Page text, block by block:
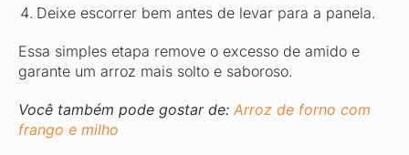
Deixe escorrer bem antes de levar para a panela.
Essa simples etapa remove o excesso de amido e
garante um arroz mais solto e saboroso.
Você também pode gostar de: Arroz de forno com
frango e milho